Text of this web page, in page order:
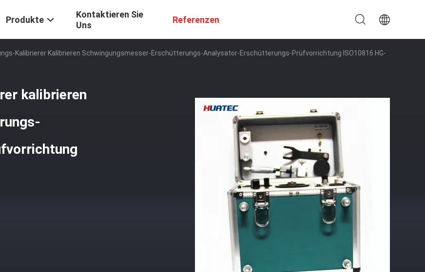
Produkte
Kontaktieren Sie
Uns
Referenzen
Kalibrierer Kalibrieren Schwingungsmesser-Erschütterungs-Analysator-Erschütterungs-Prüfvorrichtung ISO10816 HG-
kalibrieren